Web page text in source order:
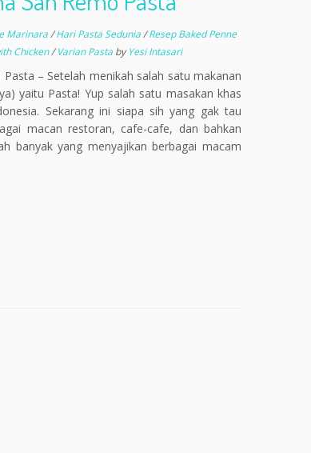
Marinara/Hari Pasta Sedunia/Resep Baked Penne
Chicken/Varian Pasta byYesi Intasari
– Setelah menikah salah satu makanan
yaitu Pasta! Yup salah satu masakan khas
Sekarang ini siapa sih yang gak tau
macan restoran, cafe-cafe, dan bahkan
banyak yang menyajikan berbagai macam